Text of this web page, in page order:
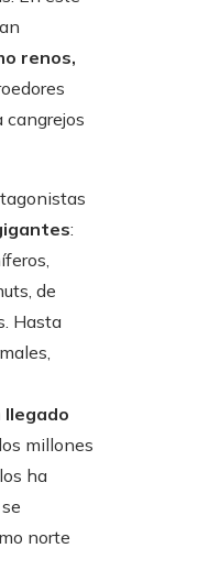
renos,
cangrejos
:
de
Hasta
llegado
millones
ha
norte